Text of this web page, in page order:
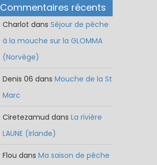
Commentaires récents
Charlot dansSéjour de pêche
à la mouche sur la GLOMMA
(Norvège)
Denis 06 dansMouche de la St
Marc
Ciretezamud dansLa rivière
LAUNE (Irlande)
Flou dansMa saison de pêche